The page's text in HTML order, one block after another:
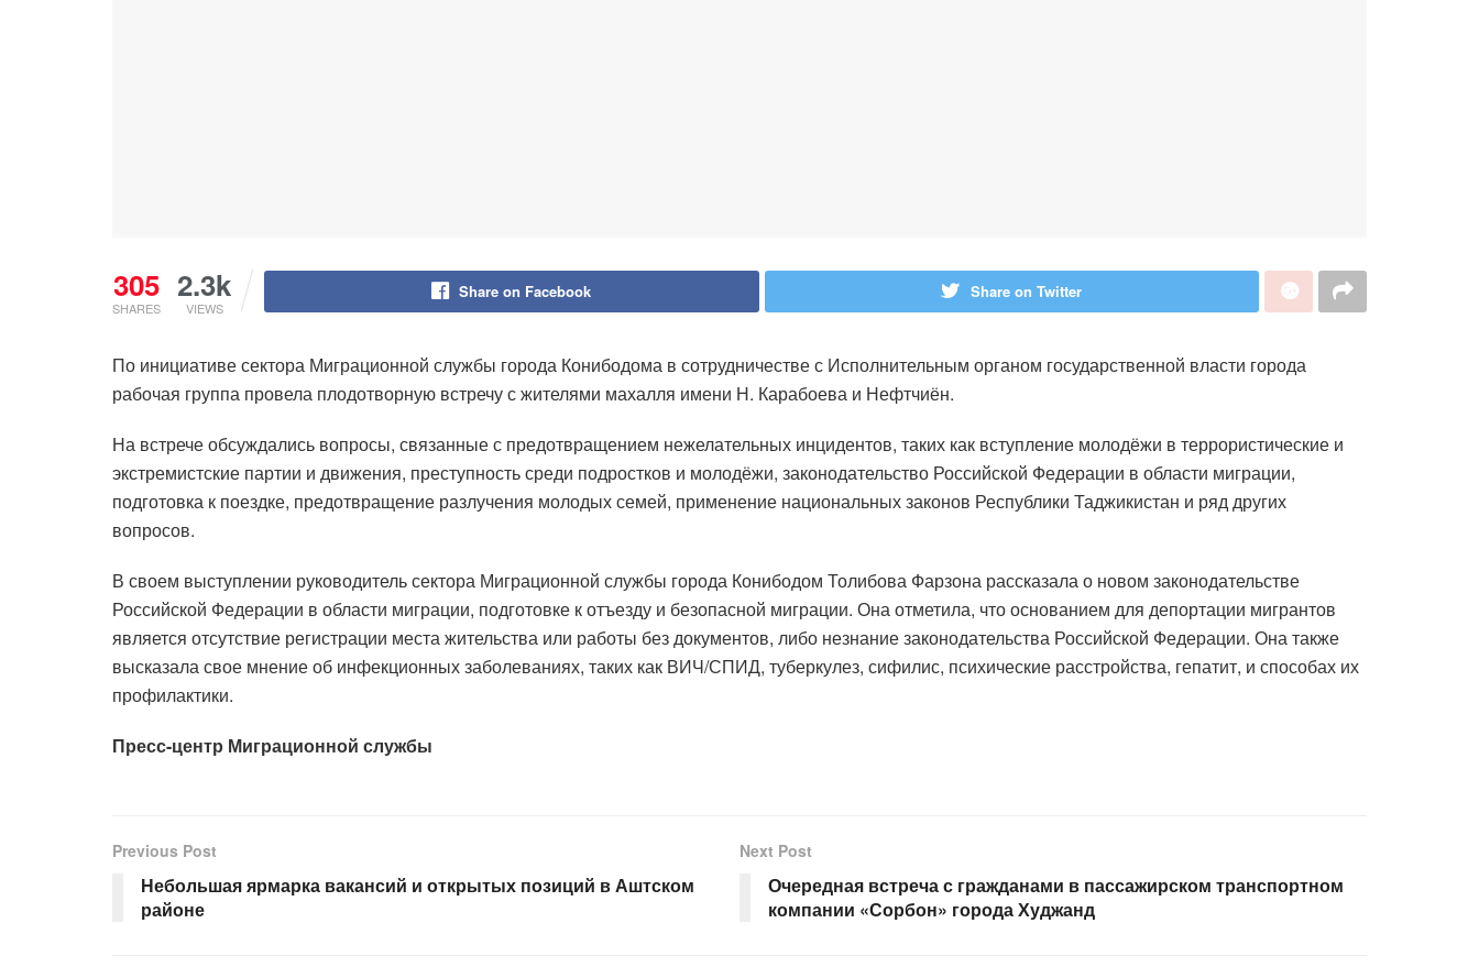
305
SHARES
2.3k
VIEWS
Share on Facebook Share on Twitter
По инициативе сектора Миграционной службы города Конибодома в сотрудничестве с Исполнительным органом государственной власти города
рабочая группа провела плодотворную встречу с жителями махалля имени Н. Карабоева и Нефтчиён.
На встрече обсуждались вопросы, связанные с предотвращением нежелательных инцидентов, таких как вступление молодёжи в террористические и
экстремистские партии и движения, преступность среди подростков и молодёжи, законодательство Российской Федерации в области миграции,
подготовка к поездке, предотвращение разлучения молодых семей, применение национальных законов Республики Таджикистан и ряд других
вопросов.
В своем выступлении руководитель сектора Миграционной службы города Конибодом Толибова Фарзона рассказала о новом законодательстве
Российской Федерации в области миграции, подготовке к отъезду и безопасной миграции. Она отметила, что основанием для депортации мигрантов
является отсутствие регистрации места жительства или работы без документов, либо незнание законодательства Российской Федерации. Она также
высказала свое мнение об инфекционных заболеваниях, таких как ВИЧ/СПИД, туберкулез, сифилис, психические расстройства, гепатит, и способах их
профилактики.
Пресс-центр Миграционной службы
Previous Post
Небольшая ярмарка вакансий и открытых позиций в Аштском
районе
Next Post
Очередная встреча с гражданами в пассажирском транспортном
компании «Сорбон» города Худжанд